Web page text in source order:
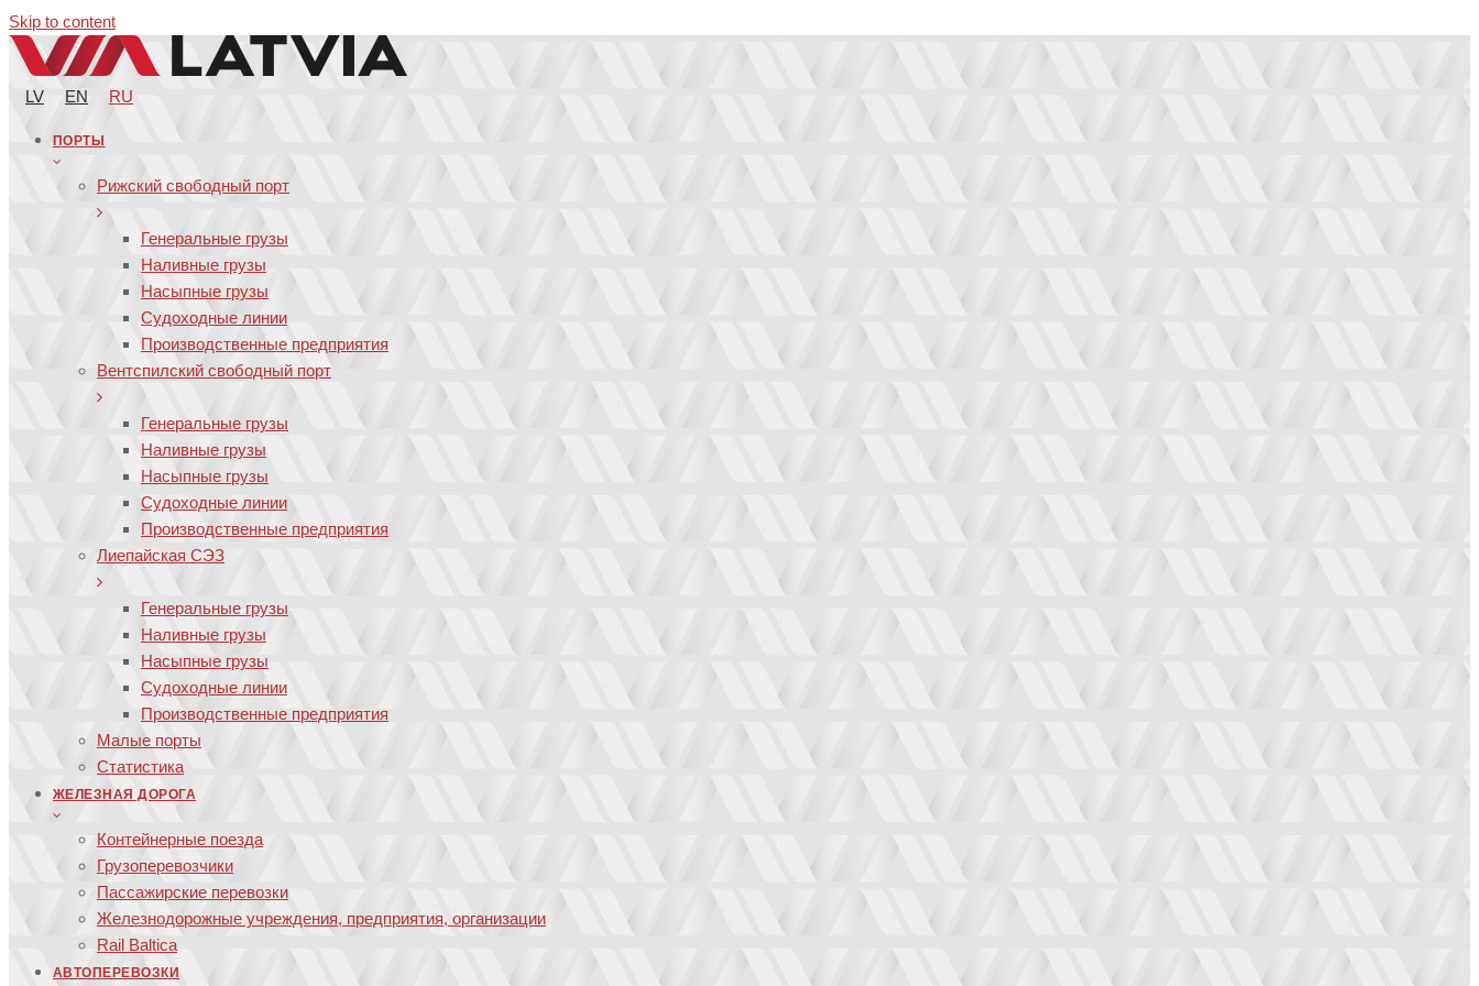
Skip to content
LV EN RU
ПОРТЫ
Рижский свободный порт
Генеральные грузы
Наливные грузы
Насыпные грузы
Судоходные линии
Производственные предприятия
Вентспилский свободный порт
Генеральные грузы
Наливные грузы
Насыпные грузы
Судоходные линии
Производственные предприятия
Лиепайская СЭЗ
Генеральные грузы
Наливные грузы
Насыпные грузы
Судоходные линии
Производственные предприятия
Малые порты
Статистика
ЖЕЛЕЗНАЯ ДОРОГА
Контейнерные поезда
Грузоперевозчики
Пассажирские перевозки
Железнодорожные учреждения, предприятия, организации
Rail Baltica
АВТОПЕРЕВОЗКИ